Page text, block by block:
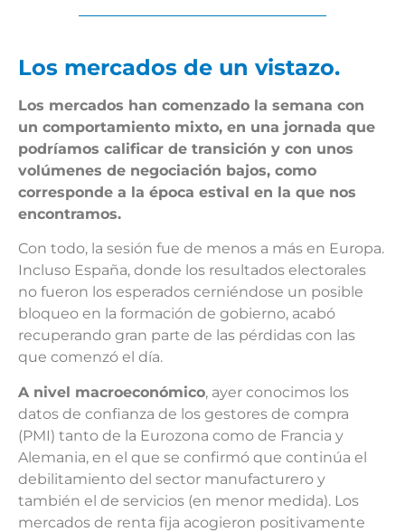
Los mercados de un vistazo.
Los mercados han comenzado la semana con
un comportamiento mixto, en una jornada que
podríamos calificar de transición y con unos
volúmenes de negociación bajos, como
corresponde a la época estival en la que nos
encontramos.
Con todo, la sesión fue de menos a más en Europa.
Incluso España, donde los resultados electorales
no fueron los esperados cerniéndose un posible
bloqueo en la formación de gobierno, acabó
recuperando gran parte de las pérdidas con las
que comenzó el día.
A nivel macroeconómico, ayer conocimos los
datos de confianza de los gestores de compra
(PMI) tanto de la Eurozona como de Francia y
Alemania, en el que se confirmó que continúa el
debilitamiento del sector manufacturero y
también el de servicios (en menor medida). Los
mercados de renta fija acogieron positivamente